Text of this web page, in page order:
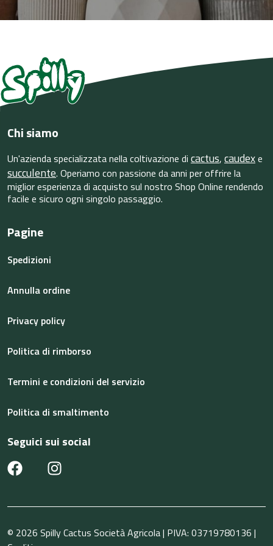
Chi siamo
Un'azienda specializzata nella coltivazione di cactus, caudexe
succulente. Operiamo con passione da anni per offrire la
miglior esperienza di acquisto sul nostro Shop Online rendendo
facile e sicuro ogni singolo passaggio.
Pagine
Spedizioni
Annulla ordine
Privacy policy
Politica di rimborso
Termini e condizioni del servizio
Politica di smaltimento
Seguici sui social
© 2026 Spilly Cactus Società Agricola | PIVA: 03719780136 |